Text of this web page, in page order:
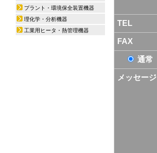
TEL
FAX
通常
メッセージ
プラント・環境保全装置機器
理化学・分析機器
工業用ヒータ・熱管理機器